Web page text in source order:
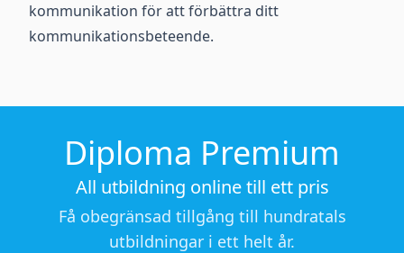
kommunikation för att förbättra ditt
kommunikationsbeteende.
Diploma Premium
All utbildning online till ett pris
Få obegränsad tillgång till hundratals
utbildningar i ett helt år.